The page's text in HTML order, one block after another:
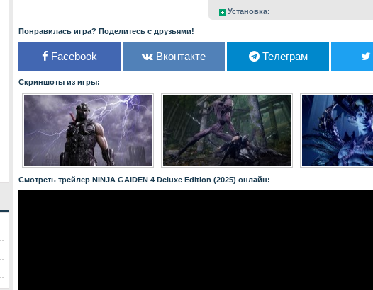
Установка:
Понравилась игра? Поделитесь с друзьями!
Facebook Вконтакте Телеграм
Скриншоты из игры:
Смотреть трейлер NINJA GAIDEN 4 Deluxe Edition (2025) онлайн: